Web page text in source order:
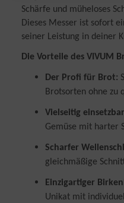
Schärfe und müheloses
Dieses Messer ist sofort
seiner Leistung in deiner
Die Vorteile des VIVUM
Der Profi für Brot:
Brotsorten ohne zu
Vielseitig
Gemüse mit harter
Scharfer
gleichmäßige
Einzigartiger
Unikat mit
Zwecke der
Verwendung reduzierter
Verwendung von Profilen
Verwendung von Profilen
Messung der Performance
Analyse von Zielgruppen
von Daten aus verschiedenen
Verwendung reduzierter
Verwendung genauer
Endgeräteeigenschaften